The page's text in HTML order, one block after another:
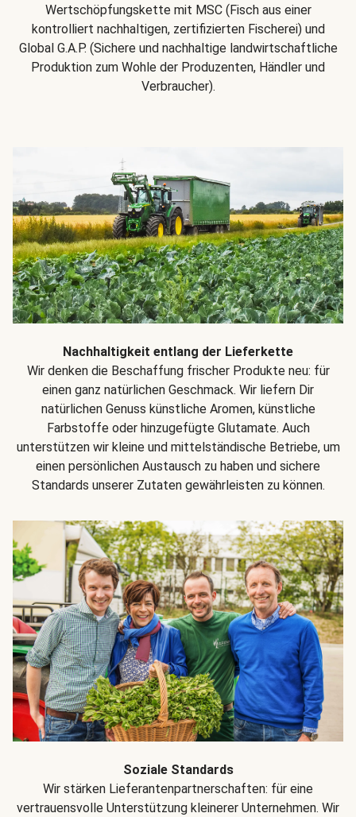
Wertschöpfungskette mit MSC (Fisch aus einer
kontrolliert nachhaltigen, zertifizierten Fischerei) und
Global G.A.P. (Sichere und nachhaltige landwirtschaftliche
Produktion zum Wohle der Produzenten, Händler und
Verbraucher).
Nachhaltigkeit entlang der Lieferkette
Wir denken die Beschaffung frischer Produkte neu: für
einen ganz natürlichen Geschmack. Wir liefern Dir
natürlichen Genuss künstliche Aromen, künstliche
Farbstoffe oder hinzugefügte Glutamate. Auch
unterstützen wir kleine und mittelständische Betriebe, um
einen persönlichen Austausch zu haben und sichere
Standards unserer Zutaten gewährleisten zu können.
Soziale Standards
Wir stärken Lieferantenpartnerschaften: für eine
vertrauensvolle Unterstützung kleinerer Unternehmen. Wir